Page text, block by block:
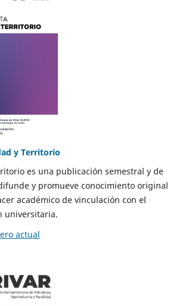
y Territorio
es una publicación semestral y de
y promueve conocimiento original
académico de vinculación con el
universitaria.
actual